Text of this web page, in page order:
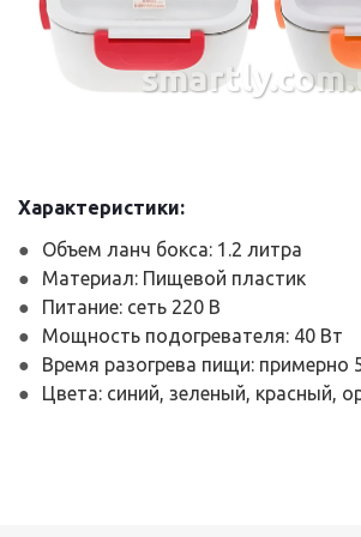
Характеристики:
Объем ланч бокса: 1.2 литра
Материал: Пищевой пластик
Питание: сеть 220 В
Мощность подогревателя: 40 Вт
Время разогрева пищи: примерно
Цвета: синий, зеленый, красный,